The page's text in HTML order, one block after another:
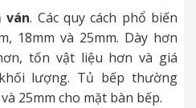
ván. Các quy cách phổ biến
18mm và 25mm. Dày hơn
tốn vật liệu hơn và giá
lượng. Tủ bếp thường
25mm cho mặt bàn bếp.